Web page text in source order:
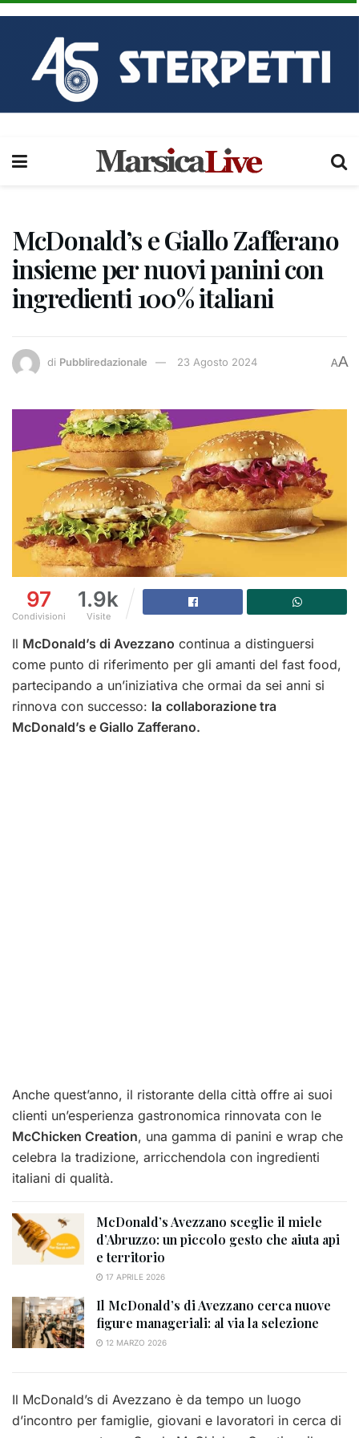
McDonald’s e Giallo Zafferano
insieme per nuovi panini con
ingredienti 100% italiani
di Pubbliredazionale 23 Agosto 2024 AA
97
Condivisioni
1.9k
Visite
Il McDonald’s di Avezzano continua a distinguersi
come punto di riferimento per gli amanti del fast food,
partecipando a un’iniziativa che ormai da sei anni si
rinnova con successo: la collaborazione tra
McDonald’s e Giallo Zafferano.
Anche quest’anno, il ristorante della città offre ai suoi
clienti un’esperienza gastronomica rinnovata con le
McChicken Creation, una gamma di panini e wrap che
celebra la tradizione, arricchendola con ingredienti
italiani di qualità.
McDonald’s Avezzano sceglie il miele
d’Abruzzo: un piccolo gesto che aiuta api
e territorio
17 APRILE 2026
Il McDonald’s di Avezzano cerca nuove
figure manageriali: al via la selezione
12 MARZO 2026
Il McDonald’s di Avezzano è da tempo un luogo
d’incontro per famiglie, giovani e lavoratori in cerca di